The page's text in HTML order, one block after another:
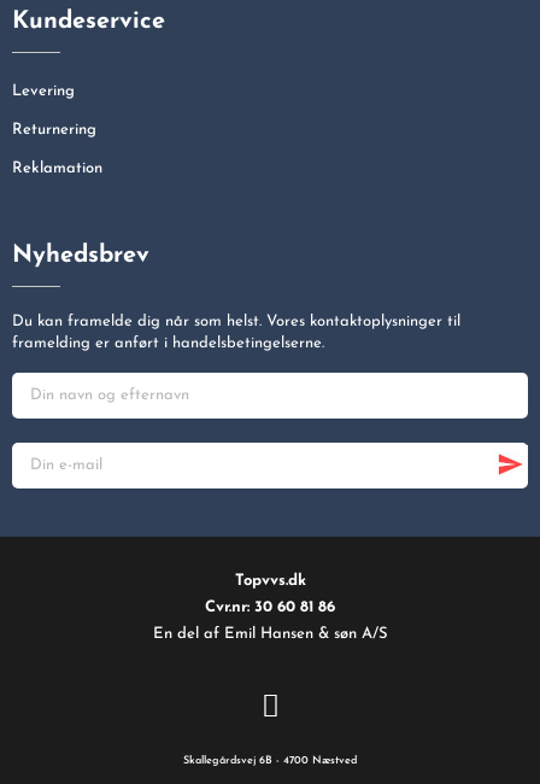
Kundeservice
Levering
Returnering
Reklamation
Nyhedsbrev
Du kan framelde dig når som helst. Vores kontaktoplysninger til
framelding er anført i handelsbetingelserne.
Topvvs.dk
Cvr.nr: 30 60 81 86
En del af Emil Hansen & søn A/S
Skallegårdsvej 6B - 4700 Næstved